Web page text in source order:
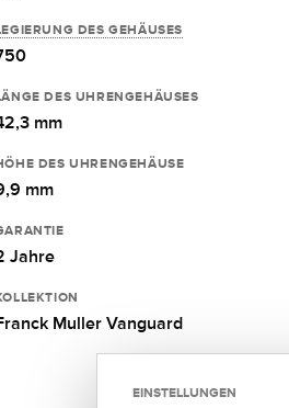
DES GEHÄUSES
DES UHRENGEHÄUSES
mm
DES UHRENGEHÄUSE
mm
Jahre
Muller Vanguard
EINSTELLUNGEN